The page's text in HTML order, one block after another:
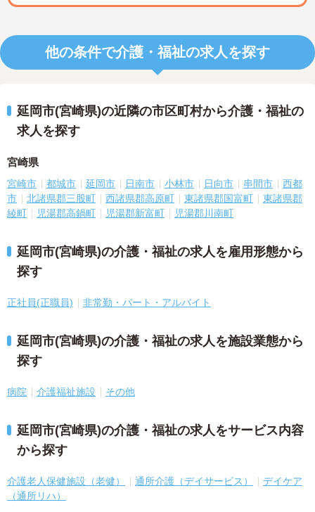
他の条件で介護・福祉の求人を探す
延岡市(宮崎県)の近隣の市区町村から介護・福祉の
求人を探す
宮崎県
宮崎市 都城市 延岡市 日南市 小林市 日向市 串間市
西都
市
北諸県郡三股町 西諸県郡高原町 東諸県郡国富町
東諸県郡
綾町
児湯郡高鍋町 児湯郡新富町 児湯郡川南町
延岡市(宮崎県)の介護・福祉の求人を雇用形態から
探す
正社員(正職員) 非常勤・パート・アルバイト
延岡市(宮崎県)の介護・福祉の求人を施設業態から
探す
病院 介護福祉施設 その他
延岡市(宮崎県)の介護・福祉の求人をサービス内容
から探す
介護老人保健施設（老健） 通所介護（デイサービス）
デイケア
（通所リハ）